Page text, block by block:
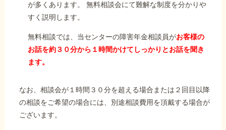
が多くあります。 無料相談会にて難解な制度を分かりや
すく説明します。
無料相談では、当センターの障害年金相談員がお客様の
お話を約３０分から１時間かけてしっかりとお話を聞き
ます。
なお、相談会が１時間３０分を超える場合または２回目以降
の相談をご希望の場合には、別途相談費用を頂戴する場合が
ございます。